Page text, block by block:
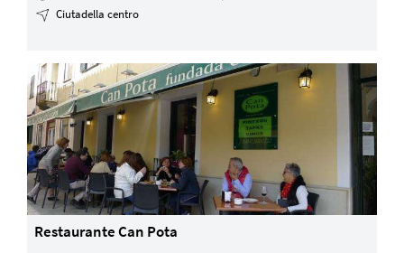
Ciutadella centro
Restaurante Can Pota